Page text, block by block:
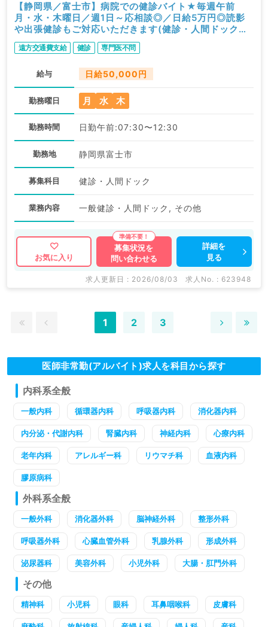
【静岡県／富士市】病院での健診バイト★毎週午前
月・水・木曜日／週1日～応相談◎／日給5万円◎読影
や出張健診もご対応いただきます(健診・人間ドック／
非常勤）
遠方交通費支給 健診 専門医不問
給与 日給50,000円
勤務曜日 月 水 木
勤務時間 日勤午前:07:30〜12:30
勤務地 静岡県富士市
募集科目 健診・人間ドック
業務内容 一般健診・人間ドック, その他
お気に入り
募集状況を
問い合わせる
詳細を
見る
求人更新日 : 2026/08/03 求人No. : 623948
1 2 3
医師非常勤(アルバイト)求人を科目から探す
内科系全般
一般内科 循環器内科 呼吸器内科 消化器内科
内分泌・代謝内科 腎臓内科 神経内科 心療内科
老年内科 アレルギー科 リウマチ科 血液内科
膠原病科
外科系全般
一般外科 消化器外科 脳神経外科 整形外科
呼吸器外科 心臓血管外科 乳腺外科 形成外科
泌尿器科 美容外科 小児外科 大腸・肛門外科
その他
精神科 小児科 眼科 耳鼻咽喉科 皮膚科